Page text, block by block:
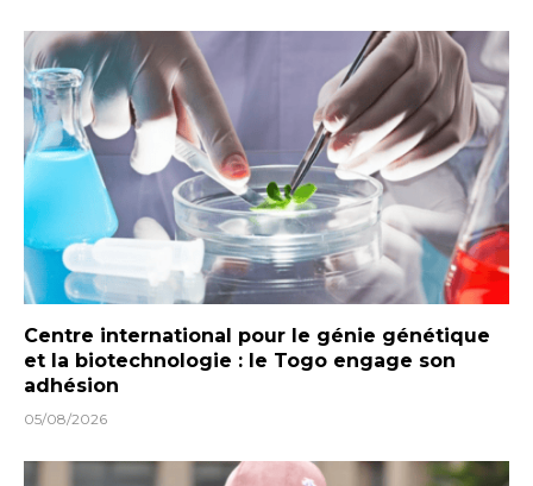
Centre international pour le génie génétique
et la biotechnologie : le Togo engage son
adhésion
05/08/2026